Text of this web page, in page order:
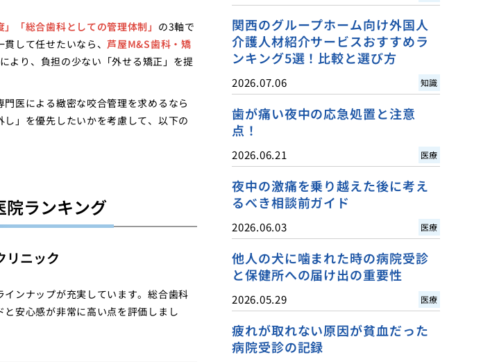
「総合歯科としての管理体制」 の3軸で
貫して任せたいなら、芦屋M&S歯科・矯
より、負担の少ない「外せる矯正」を提
門医による緻密な咬合管理を求めるなら
」を優先したいかを考慮して、以下の
院ランキング
リニック
ンナップが充実しています。総合歯科
安心感が非常に高い点を評価しまし
関西のグループホーム向け外国人
介護人材紹介サービスおすすめラ
ンキング5選！比較と選び方
2026.07.06 知識
歯が痛い夜中の応急処置と注意
点！
2026.06.21 医療
夜中の激痛を乗り越えた後に考え
るべき相談前ガイド
2026.06.03 医療
他人の犬に噛まれた時の病院受診
と保健所への届け出の重要性
2026.05.29 医療
疲れが取れない原因が貧血だった
病院受診の記録